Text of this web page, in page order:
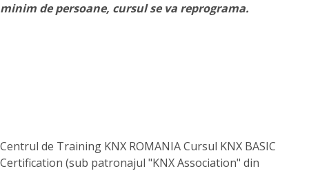
minim de persoane, cursul se va reprograma.
Centrul de Training KNX ROMANIA Cursul KNX BASIC
Certification (sub patronajul "KNX Association" din